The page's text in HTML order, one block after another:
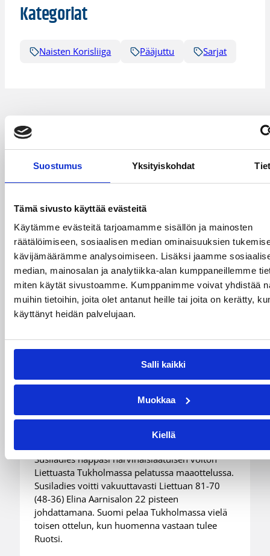
Suostumus Yksityiskohdat
Tämä sivusto käyttää evästeitä
Käytämme evästeitä tarjoamamme sisällön ja mainosten
räätälöimiseen, sosiaalisen median ominaisuuksien
kävijämäärämme analysoimiseen. Lisäksi jaamme
median, mainosalan ja analytiikka-alan kumppaneillemme
miten käytät sivustoamme. Kumppanimme voivat yhdistää
muihin tietoihin, joita olet antanut heille tai joita on kerätty,
käyttänyt heidän palvelujaan.
Salli kaikki
Muokkaa
Kiellä
Kategoriat
Naisten Korisliiga Pääjuttu Sarjat
Katso myös
Maaottelu 06.08.2026 21:44
Susiladiesin puolustus rautaa
Tukholmassa –
harvinaislaatuinen voitto
Liettuasta
Susiladies nappasi harvinaislaatuisen voiton
Liettuasta Tukholmassa pelatussa maaottelussa.
Susiladies voitti vakuuttavasti Liettuan 81-70
(48-36) Elina Aarnisalon 22 pisteen
johdattamana. Suomi pelaa Tukholmassa vielä
toisen ottelun, kun huomenna vastaan tulee
Ruotsi.